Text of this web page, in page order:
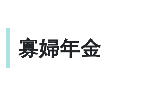
寡婦年金